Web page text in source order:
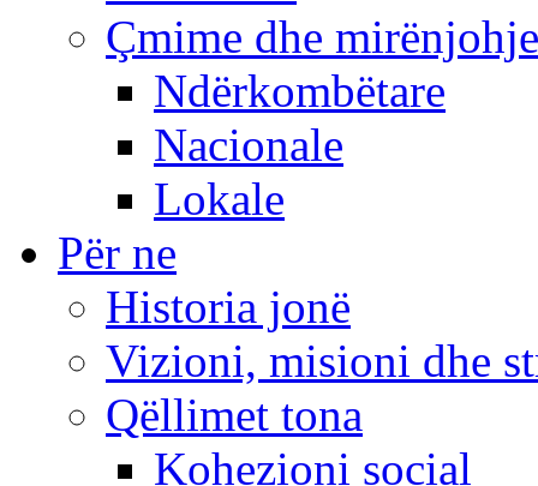
Çmime dhe mirënjohje
Ndërkombëtare
Nacionale
Lokale
Për ne
Historia jonë
Vizioni, misioni dhe
Qëllimet tona
Kohezioni social